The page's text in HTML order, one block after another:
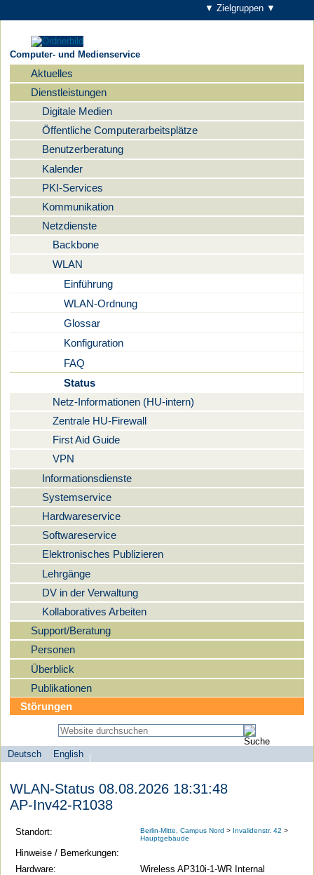
▼ Zielgruppen ▼
Computer- und Medienservice
Navigation
Aktuelles
Dienstleistungen
Digitale Medien
Öffentliche Computerarbeitsplätze
Benutzerberatung
Kalender
PKI-Services
Kommunikation
Netzdienste
Backbone
WLAN
Einführung
WLAN-Ordnung
Glossar
Konfiguration
FAQ
Status
Netz-Informationen (HU-intern)
Zentrale HU-Firewall
First Aid Guide
VPN
Informationsdienste
Systemservice
Hardwareservice
Softwareservice
Elektronisches Publizieren
Lehrgänge
DV in der Verwaltung
Kollaboratives Arbeiten
Support/Beratung
Personen
Überblick
Publikationen
Störungen
Sprachauswahl
Deutsch
English
search-menu
Universität
zu
Berlin
Computer-
WLAN-Status 08.08.2026 18:31:48
AP-Inv42-R1038
Standort: Berlin-Mitte, Campus Nord > Invalidenstr. 42 >
Hauptgebäude
Hinweise / Bemerkungen:
Hardware:
Wireless AP310i-1-WR Internal